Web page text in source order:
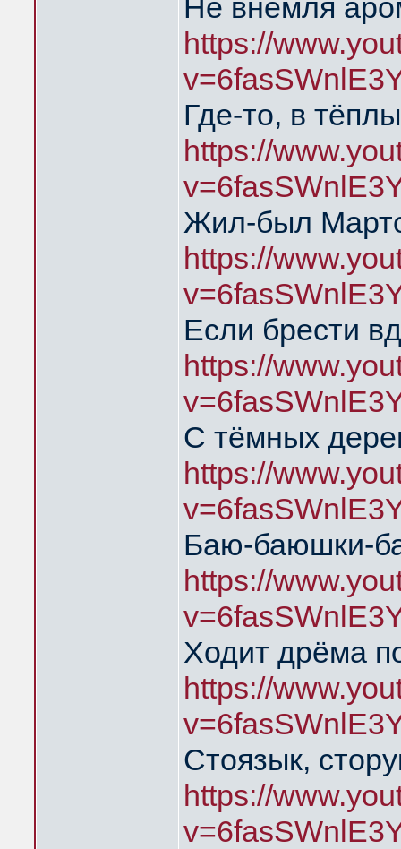
Не внемля
https://
Где-то, в
https://
Жил-был
https://
Если брести
https://
С тёмных
https://
Баю-баюшки-
https://
Ходит дрёма
https://
Стоязык,
https://